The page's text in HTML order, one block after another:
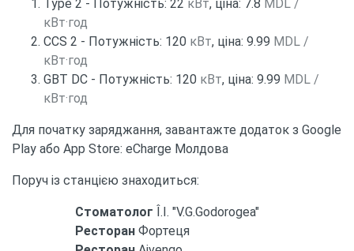
Type 2 - Потужність: 22 кВт, ціна: 7.8 MDL /
кВт·год
CCS 2 - Потужність: 120 кВт, ціна: 9.99 MDL /
кВт·год
GBT DC - Потужність: 120 кВт, ціна: 9.99 MDL /
кВт·год
Для початку заряджання, завантажте додаток з Google
Play або App Store: eCharge Молдова
Поруч із станцією знаходиться:
Стоматолог Î.I. "V.G.Godorogea"
Ресторан Фортеця